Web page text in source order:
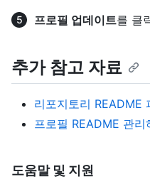
프로필 업데이트를 클
추가 참고 자료
리포지토리 README
프로필 README 관리
도움말 및 지원